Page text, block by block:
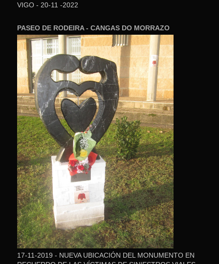
VIGO - 20-11 -2022
PASEO DE RODEIRA - CANGAS DO MORRAZO
17-11-2019 - NUEVA UBICACIÓN DEL MONUMENTO EN